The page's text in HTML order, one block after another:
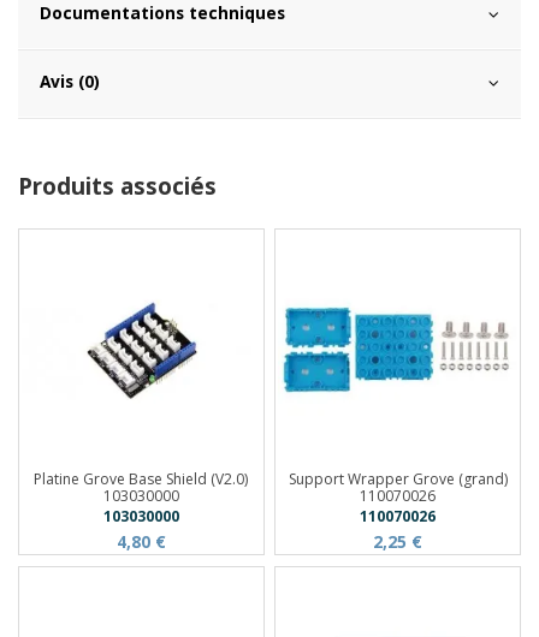
Documentations techniques
Avis (0)
Produits associés
Platine Grove Base Shield (V2.0)
103030000
103030000
4,80 €
Support Wrapper Grove (grand)
110070026
110070026
2,25 €